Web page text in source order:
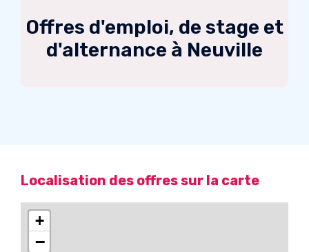
Offres d'emploi, de stage et
d'alternance à Neuville
Localisation des offres sur la carte
+
−